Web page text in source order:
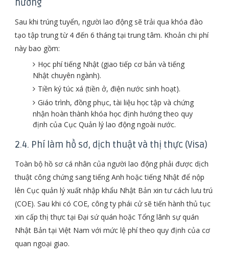
hướng
Sau khi trúng tuyển, người lao động sẽ trải qua khóa đào
tạo tập trung từ 4 đến 6 tháng tại trung tâm. Khoản chi phí
này bao gồm:
Học phí tiếng Nhật (giao tiếp cơ bản và tiếng
Nhật chuyên ngành).
Tiền ký túc xá (tiền ở, điện nước sinh hoạt).
Giáo trình, đồng phục, tài liệu học tập và chứng
nhận hoàn thành khóa học định hướng theo quy
định của Cục Quản lý lao động ngoài nước.
2.4. Phí làm hồ sơ, dịch thuật và thị thực (Visa)
Toàn bộ hồ sơ cá nhân của người lao động phải được dịch
thuật công chứng sang tiếng Anh hoặc tiếng Nhật để nộp
lên Cục quản lý xuất nhập khẩu Nhật Bản xin tư cách lưu trú
(COE). Sau khi có COE, công ty phái cử sẽ tiến hành thủ tục
xin cấp thị thực tại Đại sứ quán hoặc Tổng lãnh sự quán
Nhật Bản tại Việt Nam với mức lệ phí theo quy định của cơ
quan ngoại giao.